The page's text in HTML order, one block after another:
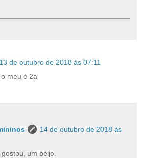
13 de outubro de 2018 às 07:11
meu é 2a
14 de outubro de 2018 às
um beijo.